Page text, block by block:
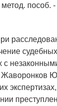
пособ.
судебных
Жаворонков